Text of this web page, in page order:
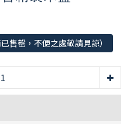
售罄，不便之處敬請見諒）